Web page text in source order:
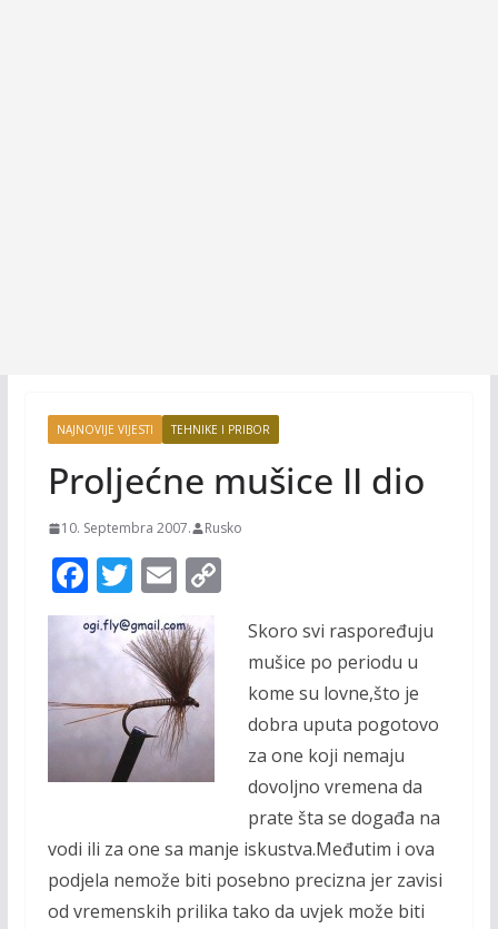
NAJNOVIJE VIJESTI TEHNIKE I PRIBOR
Proljećne mušice II dio
10. Septembra 2007. Rusko
F
ac
e
b
o
o
k
T
w
itt
er
E
m
ai
l
C
Li
Skoro svi raspoređuju
mušice po periodu u
kome su lovne,što je
dobra uputa pogotovo
za one koji nemaju
dovoljno vremena da
prate šta se događa na
vodi ili za one sa manje iskustva.Međutim i ova
podjela nemože biti posebno precizna jer zavisi
od vremenskih prilika tako da uvjek može biti